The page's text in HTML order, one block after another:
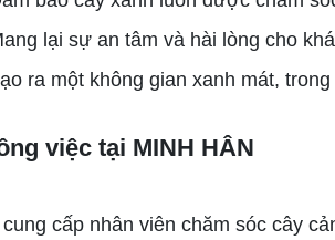
lại sự an tâm và hài lòng cho
ra một không gian xanh mát,
việc tại MINH HÂN
cung cấp nhân viên chăm sóc cây